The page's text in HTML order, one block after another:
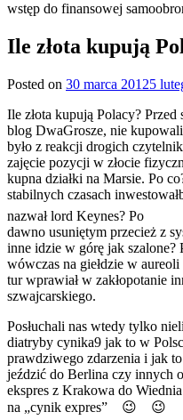
wstęp do finansowej
Ile złota kupują
Posted on 30 marca 20125
Ile złota kupują Polacy?
blog DwaGrosze, nie
było z reakcji drogich
zajęcie pozycji w złocie
kupna działki na Marsie. Po
stabilnych czasach
nazwał lord Keynes? Po
dawno usuniętym przecież z
inne idzie w górę jak szalone?
wówczas na giełdzie w
tur wprawiał w zakłopotanie
szwajcarskiego.
Posłuchali nas wtedy tylko
diatryby cynika9 jak to w
prawdziwego zdarzenia i jak
jeździć do Berlina czy innych
ekspres z Krakowa do
na „cynik expres” 😉 😉